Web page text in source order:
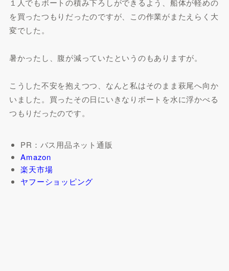
１人でもボートの積み下ろしができるよう、船体が軽めの
を買ったつもりだったのですが、この作業がまたえらく大
変でした。
暑かったし、腹が減っていたというのもありますが。
こうした不安を抱えつつ、なんと私はそのまま萩尾へ向か
いました。買ったその日にいきなりボートを水に浮かべる
つもりだったのです。
PR：バス用品ネット通販
Amazon
楽天市場
ヤフーショッピング